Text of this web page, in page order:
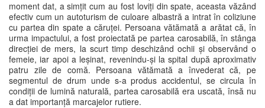
moment dat, a simțit cum au fost loviți din spate, aceasta văzând
efectiv cum un autoturism de culoare albastră a intrat în coliziune
cu partea din spate a căruței. Persoana vătămată a arătat că, în
urma impactului, a fost proiectată pe partea carosabilă, în stânga
direcției de mers, la scurt timp deschizând ochii și observând o
femeie, iar apoi a leșinat, revenindu-și la spital după aproximativ
patru zile de comă. Persoana vătămată a învederat că, pe
segmentul de drum unde s-a produs accidentul, se circula în
condiții de lumină naturală, partea carosabilă era uscată, însă nu
a dat importanță marcajelor rutiere.